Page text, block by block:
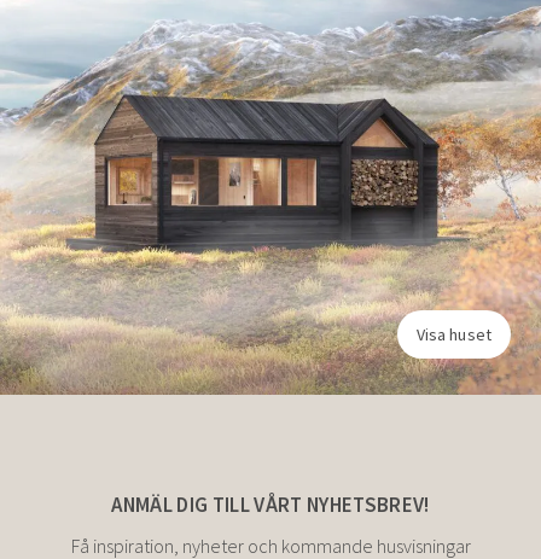
Visa huset
ANMÄL DIG TILL VÅRT NYHETSBREV!
Få inspiration, nyheter och kommande husvisningar